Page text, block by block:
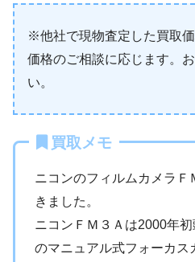
※他社で現物査定した買取
価格のご相談に応じます。
い。
買取メモ
ニコンのフィルムカメラＦ
きました。
ニコンＦＭ３Ａは2000年
のマニュアル式フォーカス